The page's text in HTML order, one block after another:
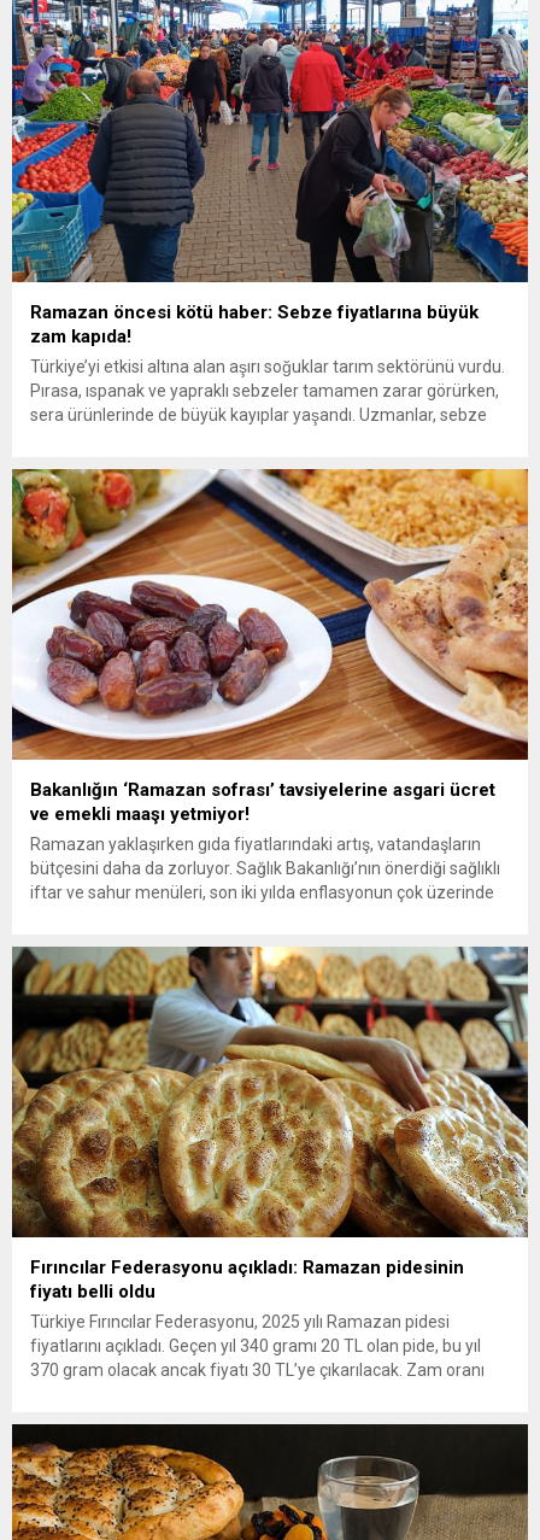
ekipleri, Ayasofya Camii’nin içini ve çevresini titizlikle temizledi.
Halılar süpürüldü, ayakkabılıklar tozdan arındırıldı, cami içi ve...
Ramazan öncesi kötü haber: Sebze fiyatlarına büyük
zam kapıda!
Türkiye’yi etkisi altına alan aşırı soğuklar tarım sektörünü vurdu.
Pırasa, ıspanak ve yapraklı sebzeler tamamen zarar görürken,
sera ürünlerinde de büyük kayıplar yaşandı. Uzmanlar, sebze
Hava sıcaklıklarının eksi 8 dereceye kadar düşmesi nedeniyle,
açık...
Bakanlığın ‘Ramazan sofrası’ tavsiyelerine asgari ücret
ve emekli maaşı yetmiyor!
Ramazan yaklaşırken gıda fiyatlarındaki artış, vatandaşların
bütçesini daha da zorluyor. Sağlık Bakanlığı’nın önerdiği sağlıklı
iftar ve sahur menüleri, son iki yılda enflasyonun çok üzerinde
Bakanlığı, Ramazan’da dengeli beslenmeyi teşvik etmek
amacıyla iftar ve sahur...
Fırıncılar Federasyonu açıkladı: Ramazan pidesinin
fiyatı belli oldu
Türkiye Fırıncılar Federasyonu, 2025 yılı Ramazan pidesi
fiyatlarını açıkladı. Geçen yıl 340 gramı 20 TL olan pide, bu yıl
370 gram olacak ancak fiyatı 30 TL’ye çıkarılacak. Zam oranı
sofralarının vazgeçilmezi pidenin...